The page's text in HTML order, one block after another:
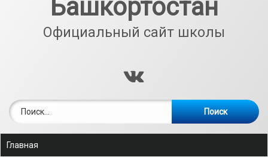
Башкортостан
Официальный сайт школы
ВКонтакте
Главная